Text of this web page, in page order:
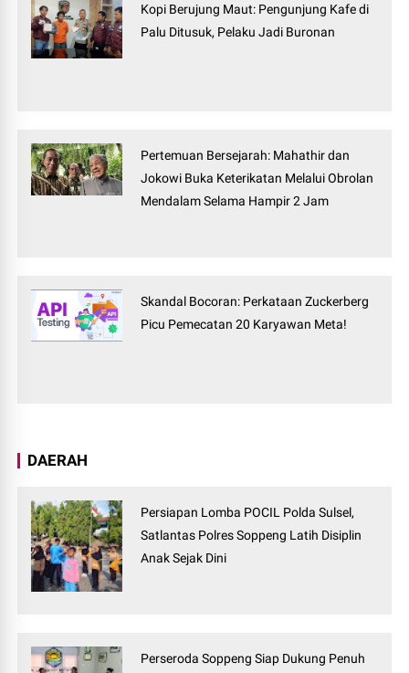
Kopi Berujung Maut: Pengunjung Kafe di
Palu Ditusuk, Pelaku Jadi Buronan
Pertemuan Bersejarah: Mahathir dan
Jokowi Buka Keterikatan Melalui Obrolan
Mendalam Selama Hampir 2 Jam
Skandal Bocoran: Perkataan Zuckerberg
Picu Pemecatan 20 Karyawan Meta!
DAERAH
Persiapan Lomba POCIL Polda Sulsel,
Satlantas Polres Soppeng Latih Disiplin
Anak Sejak Dini
Perseroda Soppeng Siap Dukung Penuh